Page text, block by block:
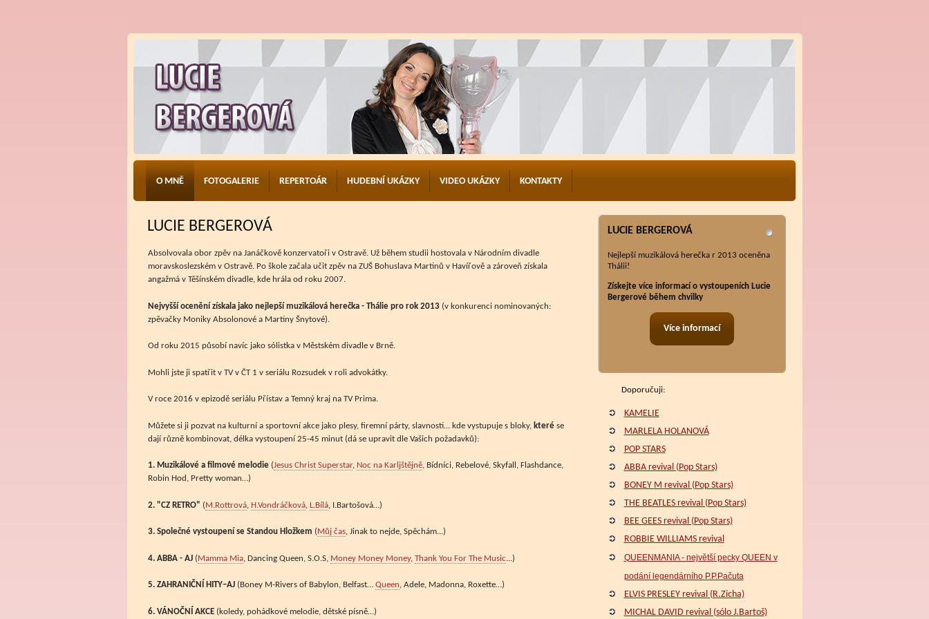
O MNĚ FOTOGALERIE REPERTOÁR HUDEBNÍ UKÁZKY VIDEO UKÁZKY KONTAKTY
LUCIE BERGEROVÁ
Absolvovala obor zpěv na Janáčkově konzervatoři v Ostravě. Už během studii hostovala v Národním divadle
moravskoslezském v Ostravě. Po škole začala učit zpěv na ZUŠ Bohuslava Martinů v Havířově a zároveň získala
angažmá v Těšínském divadle, kde hrála od roku 2007.
Nejvyšší ocenění získala jako nejlepší muzikálová herečka - Thálie pro rok 2013(v konkurenci nominovaných:
zpěvačky Moniky Absolonové a Martiny Šnytové).
Od roku 2015 působí navíc jako sólistka v Městském divadle v Brně.
Mohli jste ji spatřit v TV v ČT 1 v seriálu Rozsudek v roli advokátky.
V roce 2016 v epizodě seriálu Přístav a Temný kraj na TV Prima.
Můžete si ji pozvat na kulturní a sportovní akce jako plesy, firemní párty, slavnosti… kde vystupuje s bloky, kterése
dají různě kombinovat, délka vystoupení 25-45 minut (dá se upravit dle Vašich požadavků):
1. Muzikálové a filmové melodie(Jesus Christ Superstar, Noc na Karljštějně, Bídníci, Rebelové, Skyfall, Flashdance,
Robin Hod, Pretty woman…)
2. "CZ RETRO" (M.Rottrová, H.Vondráčková, L.Bílá, I.Bartošová…)
3. Společné vystoupení se Standou Hložkem (Můj čas, Jinak to nejde, Spěchám...)
4. ABBA - AJ(Mamma Mia, Dancing Queen, S.O.S, Money Money Money, Thank You For The Music ...)
5. ZAHRANIČNÍ HITY–AJ(Boney M-Rivers of Babylon, Belfast… Queen, Adele, Madonna, Roxette…)
6. VÁNOČNÍ AKCE(koledy, pohádkové melodie, dětské písně…)
LUCIE BERGEROVÁ
Nejlepší muzikálová herečka r 2013 oceněna
Thálii!
Získejte více informací o vystoupeních Lucie
Bergerové během chvilky
Více informací
Doporučuji:
KAMELIE
MARLELA HOLANOVÁ
POP STARS
ABBA revival (Pop Stars)
BONEY M revival (Pop Stars)
THE BEATLES revival (Pop Stars)
BEE GEES revival (Pop Stars)
ROBBIE WILLIAMS revival
QUEENMANIA - největší pecky QUEEN v
podání legendárního P.P.Pačuta
ELVIS PRESLEY revival (R.Zicha)
MICHAL DAVID revival (sólo J.Bartoš)